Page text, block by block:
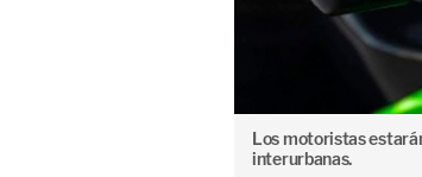
Los motoristas
interurbanas.